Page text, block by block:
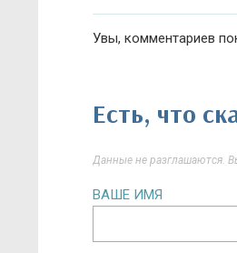
Увы, комментариев
Есть, что
Данные не разглашаются.
ВАШЕ ИМЯ